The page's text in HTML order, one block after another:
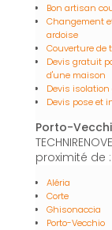
Bon artisan
Changement
ardoise
Couverture de
Devis gratuit
d'une maison
Devis
Devis pose et
Porto-
proximité de :
Aléria
Corte
Ghisonaccia
Porto-Vecchio